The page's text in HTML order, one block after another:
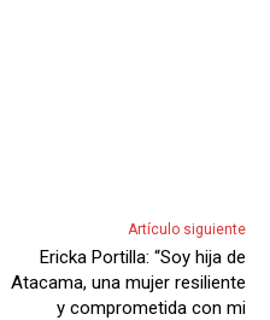
Artículo siguiente
Ericka Portilla: “Soy hija de
Atacama, una mujer resiliente
y comprometida con mi